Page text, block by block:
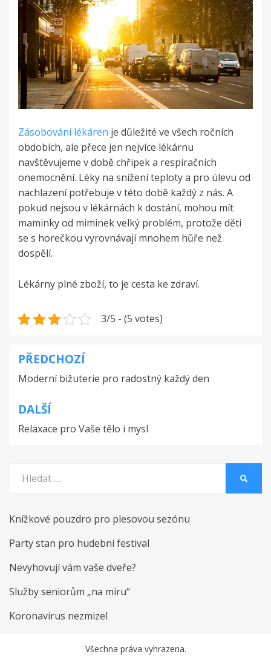
Zásobování lékáren je důležité ve všech ročních
obdobích, ale přece jen nejvíce lékárnu
navštěvujeme v době chřipek a respiračních
onemocnění. Léky na snížení teploty a pro úlevu od
nachlazení potřebuje v této době každý z nás. A
pokud nejsou v lékárnách k dostání, mohou mít
maminky od miminek velký problém, protože děti
se s horečkou vyrovnávají mnohem hůře než
dospělí.
Lékárny plné zboží, to je cesta ke zdraví.
3/5 - (5 votes)
Navigace
pro
příspěvek
PŘEDCHOZÍ
Moderní bižuterie pro radostný každý den
DALŠÍ
Relaxace pro Vaše tělo i mysl
Knížkové pouzdro pro plesovou sezónu
Party stan pro hudební festival
Nevyhovují vám vaše dveře?
Služby seniorům „na míru“
Koronavirus nezmizel
Všechna práva vyhrazena.